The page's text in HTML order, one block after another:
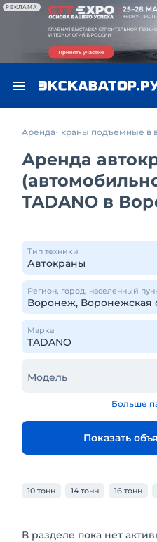
РЕКЛАМА
Аренда краны подъемные в
Аренда
TADANO в
Тип техники
Регион, город, населенный
Марка
Модель
Больше
Показать
10 тонн 14 тонн 16 тонн
В разделе пока нет